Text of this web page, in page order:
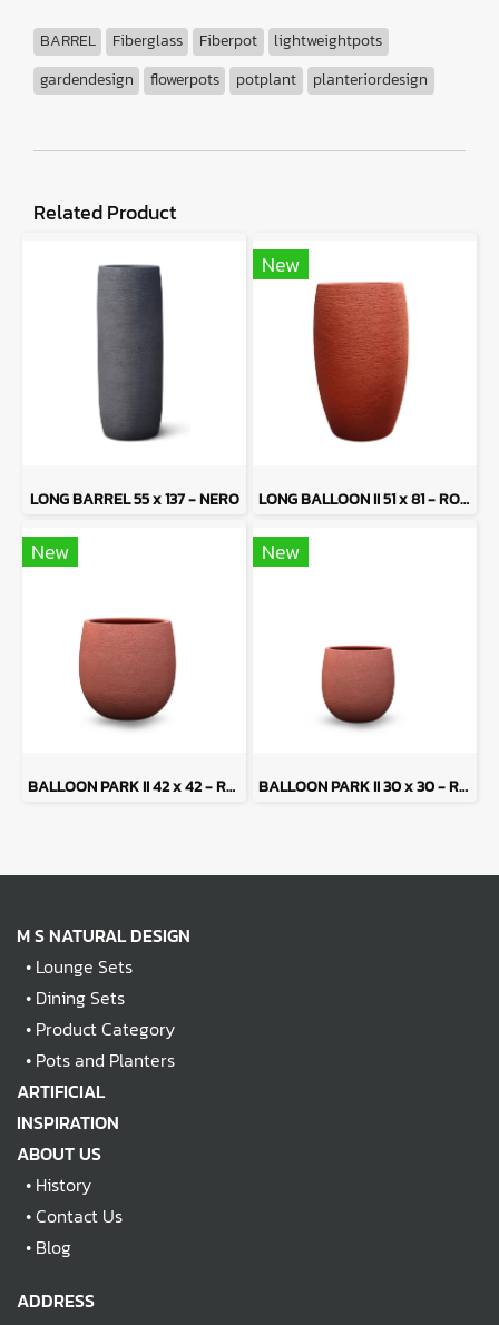
BARREL Fiberglass Fiberpot
lightweightpots
gardendesign
flowerpots potplant planteriordesign
Related Product
LONG BARREL 55 x 137 - NERO
New
LONG BALLOON II 51 x 81 - ROSSO
New
BALLOON PARK II 42 x 42 - ROSSO
New
BALLOON PARK II 30 x 30 - ROSSO
M S NATURAL DESIGN
• Lounge Sets
• Dining Sets
• Product Category
• Pots and Planters
ARTIFICIAL
INSPIRATION
ABOUT US
• History
•Contact Us
• Blog
ADDRESS